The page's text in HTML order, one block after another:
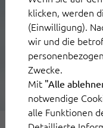
klicken, werden
(Einwilligung).
wir und die
Zwecke.
Mit "Alle
notwendige
alle Funktionen